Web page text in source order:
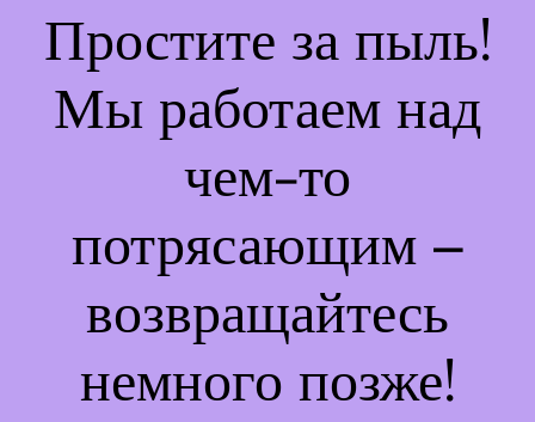
Простите за пыль!
Мы работаем над
чем-то
потрясающим –
возвращайтесь
немного позже!